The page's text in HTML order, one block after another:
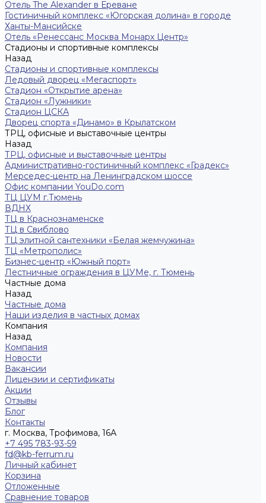
Отель The Alexander в Ереване
Гостиничный комплекс «Югорская долина» в городе
Ханты-Мансийске
Отель «Ренессанс Москва Монарх Центр»
Стадионы и спортивные комплексы
Назад
Стадионы и спортивные комплексы
Ледовый дворец «Мегаспорт»
Стадион «Открытие арена»
Стадион «Лужники»
Стадион ЦСКА
Дворец спорта «Динамо» в Крылатском
ТРЦ, офисные и выставочные центры
Назад
ТРЦ, офисные и выставочные центры
Административно-гостиничный комплекс «Градекс»
Мерседес-центр на Ленинградском шоссе
Офис компании YouDo.com
ТЦ ЦУМ г.Тюмень
ВДНХ
ТЦ в Краснознаменске
ТЦ в Свиблово
ТЦ элитной сантехники «Белая жемчужина»
ТЦ «Метрополис»
Бизнес-центр «Южный порт»
Лестничные ограждения в ЦУМе, г. Тюмень
Частные дома
Назад
Частные дома
Наши изделия в частных домах
Компания
Назад
Компания
Новости
Вакансии
Лицензии и сертификаты
Акции
Отзывы
Блог
Контакты
г. Москва, Трофимова, 16А
+7 495 783-93-59
fd@kb-ferrum.ru
Личный кабинет
Корзина
Отложенные
Сравнение товаров